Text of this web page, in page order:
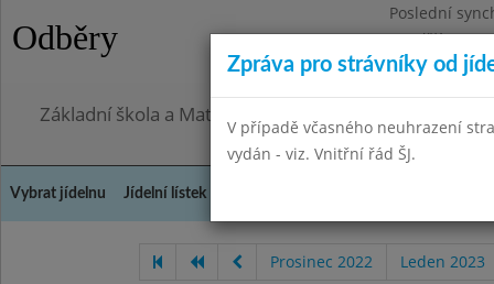
Odběry
Poslední
Pondělí
Omezení
Základní škola a Mateřská škola, Praha 4, Ohradní 49
Vybrat jídelnu Jídelní lístek
Prosinec 2022 Leden 2023
Zpráva pro strávníky od
V případě včasného neuhrazení
vydán - viz. Vnitřní řád ŠJ.